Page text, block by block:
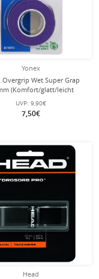
Yonex
Overgrip Wet Super Grap
(Komfort/glatt/leicht
haftend) lila 3er
UVP: 9,90€
7,50€
Head